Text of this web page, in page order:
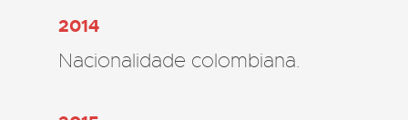
2014
Nacionalidade colombiana.